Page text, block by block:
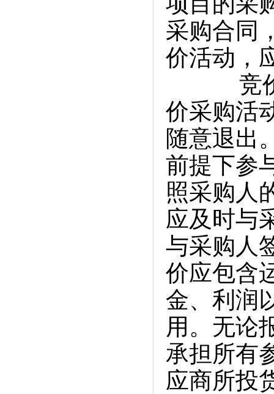
采购合同
价活动，
竞价供
价采购活
随意退出
前提下参
照采购人
应及时与
与采购人
价应包含
金、利润
用。无论
承担所有
应商所投